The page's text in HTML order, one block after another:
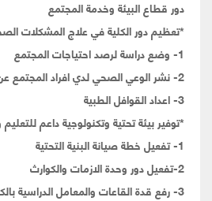
دور قطاع البيئة وخدمة المجتمع
*تعظيم دور الكلية في علاج المشكلات
1- وضع دراسة لرصد احتياجات المجتمع
2- نشر الوعي الصحي لدي افراد المجتمع عن طريق الندوات التوعوية
3- اعداد القوافل الطبية
*توفير بيئة تحتية وتكنولوجية داعم للتعليم
1- تفعيل خطة صيانة البنية التحتية
2-تفعيل دور وحدة الازمات والكوارث
3- رفع قدة القاعات والمعامل الدراسية بالكلية